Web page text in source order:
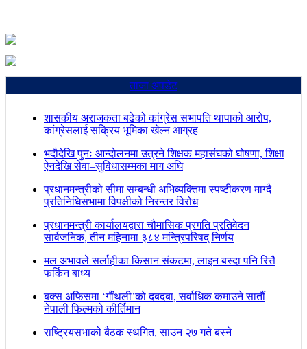
ताजा अपडेट
शासकीय अराजकता बढेको कांग्रेस सभापति थापाको आरोप,
कांग्रेसलाई सक्रिय भूमिका खेल्न आग्रह
भदौदेखि पुनः आन्दोलनमा उत्रने शिक्षक महासंघको घोषणा, शिक्षा
ऐनदेखि सेवा–सुविधासम्मका माग अघि
प्रधानमन्त्रीको सीमा सम्बन्धी अभिव्यक्तिमा स्पष्टीकरण माग्दै
प्रतिनिधिसभामा विपक्षीको निरन्तर विरोध
प्रधानमन्त्री कार्यालयद्वारा चौमासिक प्रगति प्रतिवेदन
सार्वजनिक, तीन महिनामा ३८४ मन्त्रिपरिषद् निर्णय
मल अभावले सर्लाहीका किसान संकटमा, लाइन बस्दा पनि रित्तै
फर्किन बाध्य
बक्स अफिसमा ‘गौंथली’को दबदबा, सर्वाधिक कमाउने सातौं
नेपाली फिल्मको कीर्तिमान
राष्ट्रियसभाको बैठक स्थगित, साउन २७ गते बस्ने